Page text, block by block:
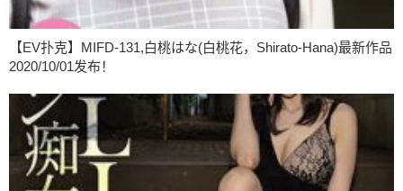
【EV扑克】MIFD-131,白桃はな(白桃花，Shirato-Hana)最新作品
2020/10/01发布！